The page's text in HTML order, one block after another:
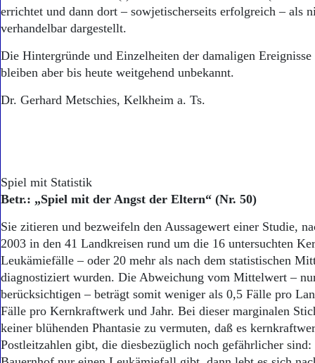
errichtet und dann dort – sowjetischerseits erfolgreich – als
verhandelbar dargestellt.
Die Hintergründe und Einzelheiten der damaligen
bleiben aber bis heute weitgehend unbekannt.
Dr. Gerhard Metschies, Kelkheim a. Ts.
Spiel mit Statistik
Betr.: „Spiel mit der Angst der Eltern“ (Nr. 50)
Sie zitieren und bezweifeln den Aussagewert einer Studie,
2003 in den 41 Landkreisen rund um die 16 untersuchten
Leukämiefälle – oder 20 mehr als nach dem statistischen
diagnostiziert wurden. Die Abweichung vom Mittelwert –
berücksichtigen – beträgt somit weniger als 0,5 Fälle pro
Fälle pro Kernkraftwerk und Jahr. Bei dieser marginalen
keiner blühenden Phantasie zu vermuten, daß es
Postleitzahlen gibt, die diesbezüglich noch gefährlicher sind: